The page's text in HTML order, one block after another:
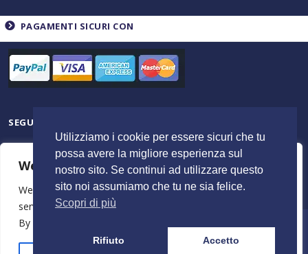
We value your privacy
We use cookies to enhance your browsing experience,
serve personalised ads or content, and analyse our traffic.
By clicking "Accept All", you consent to our use of cookies.
PAGAMENTI SICURI CON
SEGUICI SU
© 2023 ItalyShoppers - P.I 02720720602 | Credit byMimosaBlu
Utilizziamo i cookie per essere sicuri che tu
possa avere la migliore esperienza sul
nostro sito. Se continui ad utilizzare questo
sito noi assumiamo che tu ne sia felice.
Scopri di più
Rifiuto Accetto